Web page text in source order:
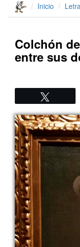
Inicio
Colchón
entre sus